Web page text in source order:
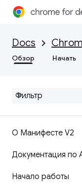
Docs
Обзор Начать
О Манифесте V2
Документация по
Начало работы